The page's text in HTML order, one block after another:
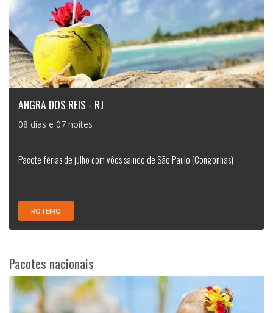
ANGRA DOS REIS - RJ
08 dias e 07 noites
Pacote férias de julho com vôos saindo de São Paulo (Congonhas)
ROTEIRO
Pacotes nacionais